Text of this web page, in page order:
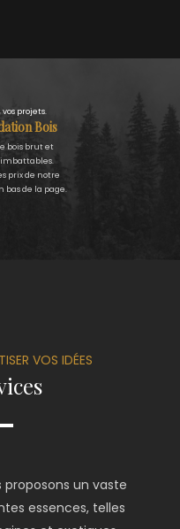
projets.
Bois
bois brut et
prix de notre
de la page.
VOS IDÉES
proposons un vaste
essences, telles